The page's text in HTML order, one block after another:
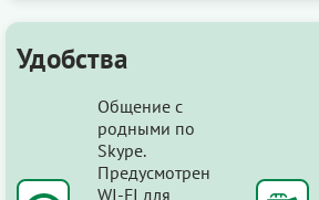
Удобства
Общение с
родными по
Skype.
Предусмотрен
WI-FI для